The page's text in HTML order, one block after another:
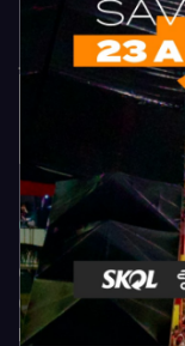
Categorias
Camarote Vip Junino
Cidade
Destaques